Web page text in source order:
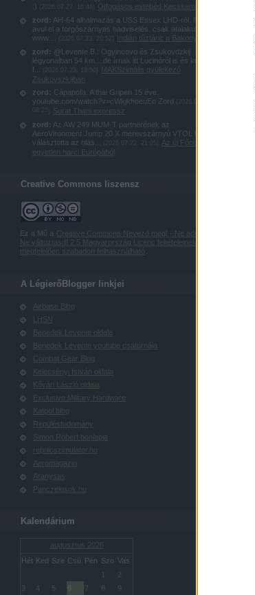
:)
Ötfogásos estebéd Kecskeméten
zord: AH-64 alhalmazás a USS Essex LHD-rōl. Nem
avul el a forgószárnyas hadviselés, csak átalakul:
www....
Indián tűztánc a Bakonyban
zord: @Levente B.: Ogyincovo és Zsukovdzkij
légvonalban 54 km....de írnak itt Lucinóról is és kubinkai
f...
MAKSzimális gyülekező
Zsukovszkijban
zord: Cápapofa. A thai Gripen 15 éve:
youtube.com/watch?v=cWkjkhoeuEo Zord
Surat Thani expressz
zord: Az AW 249 MUM-T partnerének az
AeroVironment Jump 20 X merevszárnyú VTOL UAS-t
választotta az olas...
Az új Főnix: az
egyetlen harci Európából
Creative Commons liszensz
Ez a Mű a Creative Commons Nevezd meg! - Ne add el! -
Ne változtasd! 2.5 Magyarország Licenc feltételeinek
megfelelően szabadon felhasználható
A LégierőBlogger linkjei
Airbase Blog
LHSN
Benedek Levente oldala
Benedek Levente youtube csatornája
Combat Gear Blog
Kelecsényi István oldala
Kővári László oldala
Exclusive Military Hardware
Katpol blog
Repüléstudomány
Simon Róbert honlapja
repuloszimulator.hu
Aeromagazin
Aranysas
Panczelosok.hu
Kalendárium
augusztus 2026
Hét Ked Sze Csü Pén Szo Vas
1
2
3
4 5 6 7 8
9